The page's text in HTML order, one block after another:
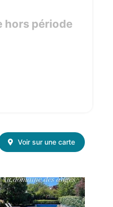
hors période
Voir sur une carte